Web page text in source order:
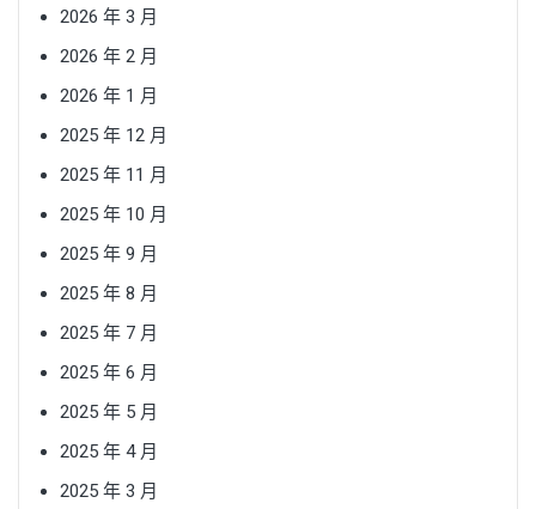
2026 年 3 月
2026 年 2 月
2026 年 1 月
2025 年 12 月
2025 年 11 月
2025 年 10 月
2025 年 9 月
2025 年 8 月
2025 年 7 月
2025 年 6 月
2025 年 5 月
2025 年 4 月
2025 年 3 月